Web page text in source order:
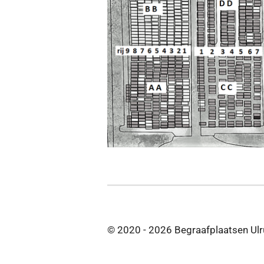
© 2020 - 2026 Begraafplaatsen